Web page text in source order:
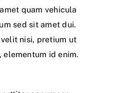
quam vehicula
sed sit amet dui.
nisi, pretium ut
elementum id enim.